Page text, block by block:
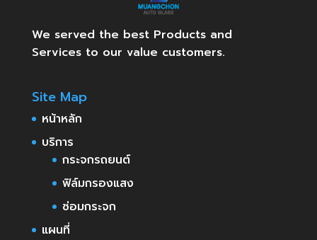
We served the best Products and
Services to our value customers.
Site Map
หน้าหลัก
บริการ
กระจกรถยนต์
ฟิล์มกรองแสง
ซ่อมกระจก
แผนที่